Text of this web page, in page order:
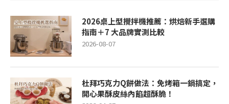
2026桌上型攪拌機推薦：烘焙新手選購
指南＋7 大品牌實測比較
2026-08-07
杜拜巧克力Q餅做法：免烤箱一鍋搞定，
開心果酥皮絲內餡超酥脆！